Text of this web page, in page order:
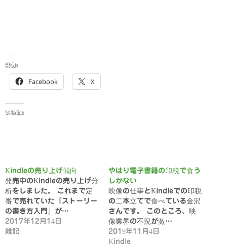
共有:
Facebook X
いいね:
Kindleの売り上げ傾向
発売中のKindleの売り上げ分
析をしました。 これまで定
番で売れていた『ストーリー
の書き方入門』が…
2017年12月14日
雑記
やはり電子書籍の印税で食う
しかない
映像の仕事とKindleでの印税
の二本立てで食べている金沢
さんです。 このところ、映
像業界の不況が激…
2019年11月4日
Kindle